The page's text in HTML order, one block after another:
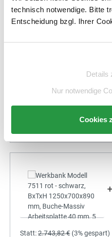
technisch notwendige. Bitte
Entscheidung bzgl. Ihrer
Details
Nur notwendige
Cookies
2.538,45 €
+
Statt:2.743,82 € (3%gespart)